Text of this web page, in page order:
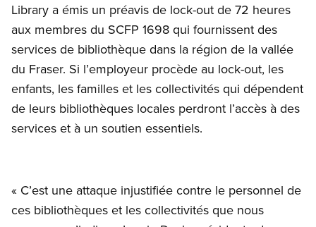
Library a émis un préavis de lock-out de 72 heures
aux membres du SCFP 1698 qui fournissent des
services de bibliothèque dans la région de la vallée
du Fraser. Si l’employeur procède au lock-out, les
enfants, les familles et les collectivités qui dépendent
de leurs bibliothèques locales perdront l’accès à des
services et à un soutien essentiels.
« C’est une attaque injustifiée contre le personnel de
ces bibliothèques et les collectivités que nous